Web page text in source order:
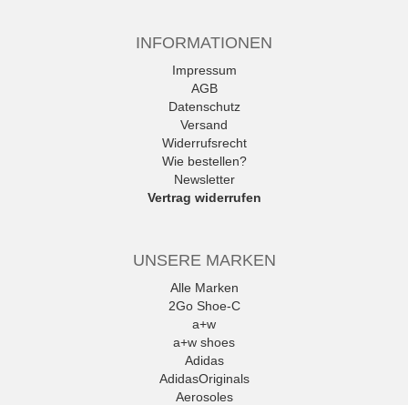
INFORMATIONEN
Impressum
AGB
Datenschutz
Versand
Widerrufsrecht
Wie bestellen?
Newsletter
Vertrag widerrufen
UNSERE MARKEN
Alle Marken
2Go Shoe-C
a+w
a+w shoes
Adidas
AdidasOriginals
Aerosoles